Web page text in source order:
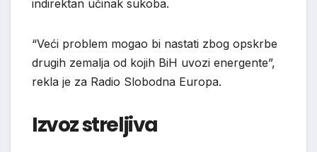
indirektan učinak sukoba.
“Veći problem mogao bi nastati zbog opskrbe
drugih zemalja od kojih BiH uvozi energente”,
rekla je za Radio Slobodna Europa.
Izvoz streljiva